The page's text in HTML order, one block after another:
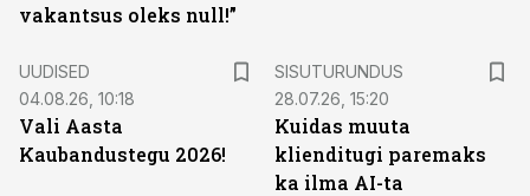
vakantsus oleks null!”
UUDISED
04.08.26, 10:18
Vali Aasta
Kaubandustegu 2026!
SISUTURUNDUS
28.07.26, 15:20
Kuidas muuta
klienditugi paremaks
ka ilma AI-ta